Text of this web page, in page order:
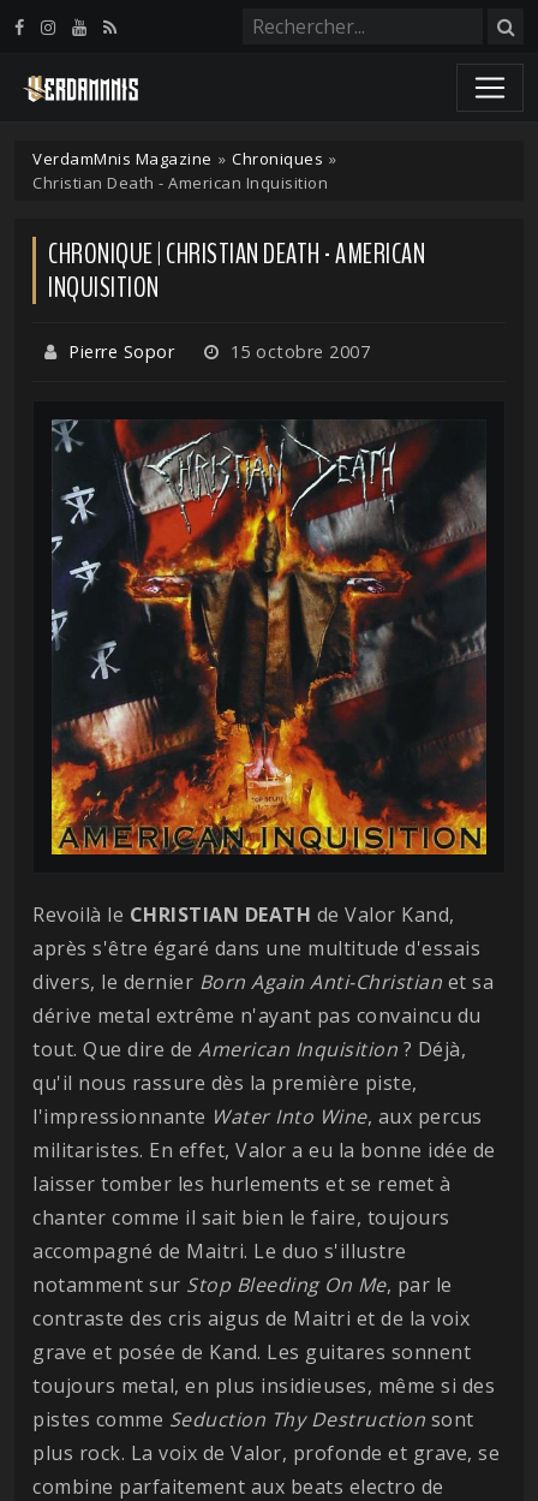
VerdamMnis Magazine » Chroniques »
Christian Death - American Inquisition
CHRONIQUE | CHRISTIAN DEATH - AMERICAN
INQUISITION
Pierre Sopor 15 octobre 2007
Revoilà le CHRISTIAN DEATH de Valor Kand,
après s'être égaré dans une multitude d'essais
divers, le dernier Born Again Anti-Christian et sa
dérive metal extrême n'ayant pas convaincu du
tout. Que dire de American Inquisition ? Déjà,
qu'il nous rassure dès la première piste,
l'impressionnante Water Into Wine, aux percus
militaristes. En effet, Valor a eu la bonne idée de
laisser tomber les hurlements et se remet à
chanter comme il sait bien le faire, toujours
accompagné de Maitri. Le duo s'illustre
notamment sur Stop Bleeding On Me, par le
contraste des cris aigus de Maitri et de la voix
grave et posée de Kand. Les guitares sonnent
toujours metal, en plus insidieuses, même si des
pistes comme Seduction Thy Destruction sont
plus rock. La voix de Valor, profonde et grave, se
combine parfaitement aux beats electro de
Panneau de gestion des cookies